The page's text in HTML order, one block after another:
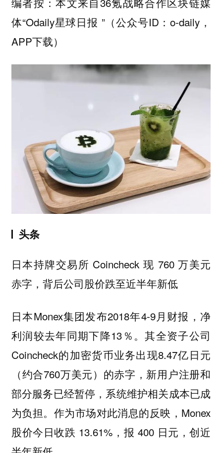
体“Odaily星球日报 ”（公众号ID：o-daily，
APP下载）
头条
日本持牌交易所 Coincheck 现 760 万美元
赤字，背后公司股价跌至近半年新低
日本Monex集团发布2018年4-9月财报，净
利润较去年同期下降13％。其全资子公司
Coincheck的加密货币业务出现8.47亿日元
（约合760万美元）的赤字，新用户注册和
部分服务已经暂停，系统维护相关成本已成
为负担。作为市场对此消息的反映，Monex
股价今日收跌 13.61%，报 400 日元，创近